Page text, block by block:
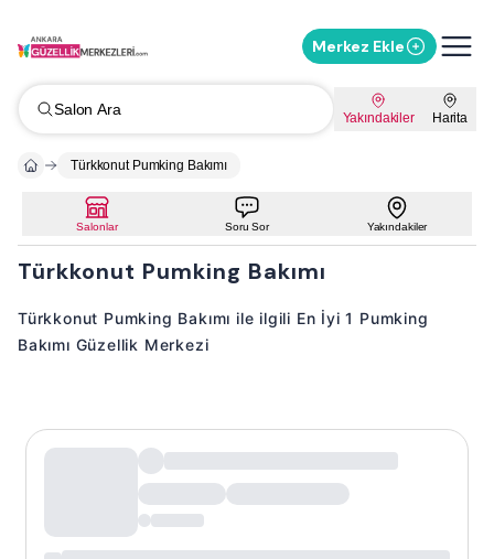
Merkez Ekle
Salon Ara Yakındakiler Harita
Türkkonut Pumking Bakımı
Salonlar Soru Sor Yakındakiler
Türkkonut Pumking Bakımı
Türkkonut Pumking Bakımı ile ilgili En İyi 1 Pumking
Bakımı Güzellik Merkezi